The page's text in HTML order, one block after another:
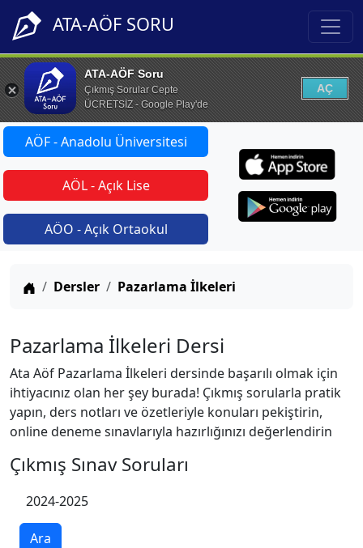
ATA-AÖF SORU
ATA-AÖF Soru
Çıkmış Sorular Cepte
ÜCRETSİZ - Google Play'de
AÇ
AÖF - Anadolu Üniversitesi
AÖL - Açık Lise
AÖO - Açık Ortaokul
Anasayfa
Dersler Pazarlama İlkeleri
Pazarlama İlkeleri Dersi
Ata Aöf Pazarlama İlkeleri dersinde başarılı olmak için
ihtiyacınız olan her şey burada! Çıkmış sorularla pratik
yapın, ders notları ve özetleriyle konuları pekiştirin,
online deneme sınavlarıyla hazırlığınızı değerlendirin
Çıkmış Sınav Soruları
2024-2025
Ara